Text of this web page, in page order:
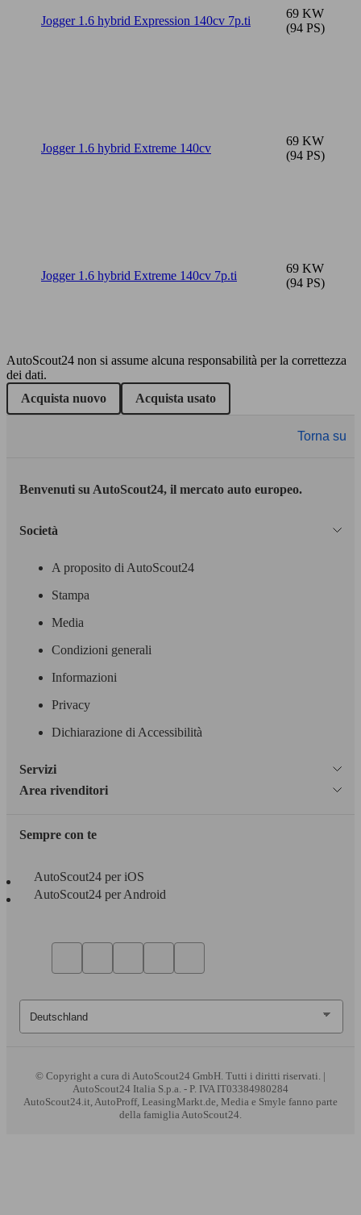
Jogger 1.6 hybrid Expression 140cv 7p.ti
69 KW
(94 PS)
Jogger 1.6 hybrid Extreme 140cv
69 KW
(94 PS)
Jogger 1.6 hybrid Extreme 140cv 7p.ti
69 KW
(94 PS)
AutoScout24 non si assume alcuna responsabilità per la correttezza
dei dati.
Acquista nuovo
Acquista usato
Torna su
Benvenuti su AutoScout24, il mercato auto europeo.
Società
A proposito di AutoScout24
Stampa
Media
Condizioni generali
Informazioni
Privacy
Dichiarazione di Accessibilità
Servizi
Area rivenditori
Sempre con te
AutoScout24 per iOS
AutoScout24 per Android
© Copyright a cura di AutoScout24 GmbH. Tutti i diritti riservati. |
AutoScout24 Italia S.p.a. - P. IVA IT03384980284
AutoScout24.it, AutoProff, LeasingMarkt.de, Media e Smyle fanno parte
della famiglia AutoScout24.